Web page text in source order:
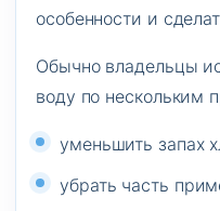
особенности и
Обычно владельцы
воду по нескольким
уменьшить запах
убрать часть